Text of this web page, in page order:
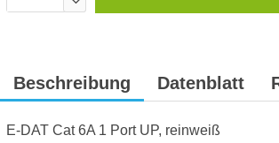
Beschreibung Datenblatt
E-DAT Cat 6A 1 Port UP, reinweiß